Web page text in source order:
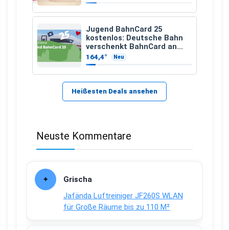
Jugend BahnCard 25
kostenlos: Deutsche Bahn
verschenkt BahnCard an
Kinder und Jugendliche
164,4° Neu
Heißesten Deals ansehen
Neuste Kommentare
Grischa
Jafända Luftreiniger JF260S WLAN
für Große Räume bis zu 110 M²